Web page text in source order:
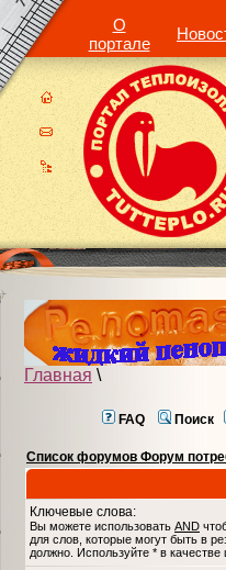
О
портале
Главная \
FAQ Поиск
Список форумов Форум
Ключевые слова:
Вы можете использовать AND
для слов, которые могут быть в
должно. Используйте * в